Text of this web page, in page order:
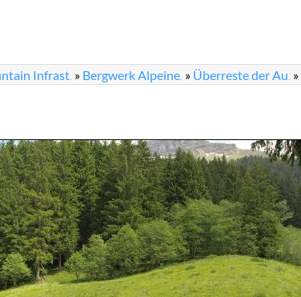
Infrast » Bergwerk Alpeine » Überreste der Au »